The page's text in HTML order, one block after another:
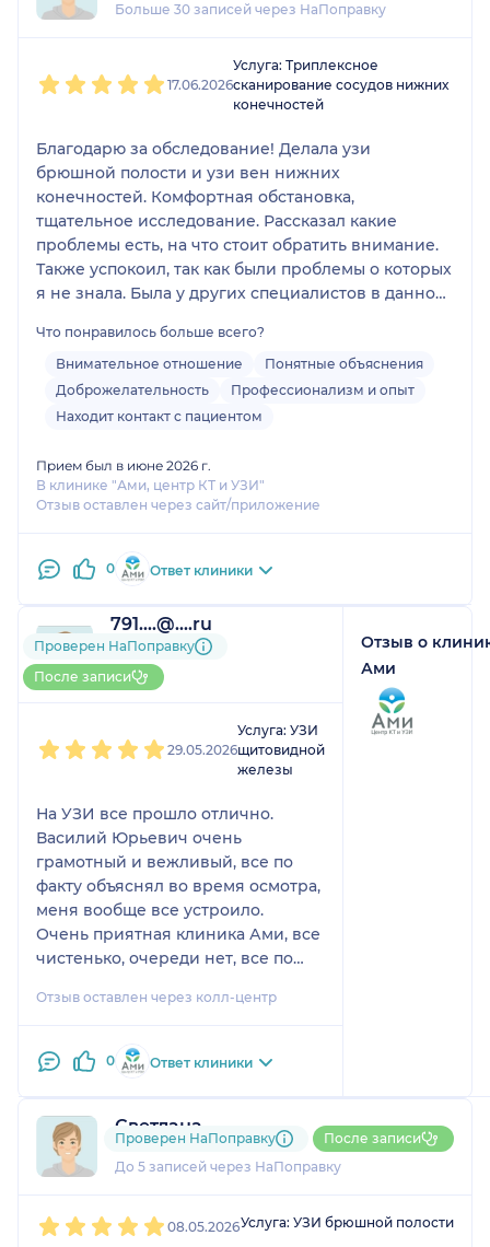
Больше 30 записей через НаПоправку
17.06.2026
Услуга: Триплексное
сканирование сосудов нижних
конечностей
Благодарю за обследование! Делала узи
брюшной полости и узи вен нижних
конечностей. Комфортная обстановка,
тщательное исследование. Рассказал какие
проблемы есть, на что стоит обратить внимание.
Также успокоил, так как были проблемы о которых
я не знала. Была у других специалистов в данном
профессионалы. Рекомендую!
Что понравилось больше всего?
Внимательное отношение
Понятные объяснения
Доброжелательность
Профессионализм и опыт
Находит контакт с пациентом
Прием был в июне 2026 г.
В клинике "Ами, центр КТ и УЗИ"
Отзыв оставлен через сайт/приложение
0 Ответ клиники
791....@....ru
2 отзыва
До 10 записей через
НаПоправку
Проверен НаПоправку
После записи
29.05.2026
Услуга: УЗИ
щитовидной
железы
На УЗИ все прошло отлично.
Василий Юрьевич очень
грамотный и вежливый, все по
факту объяснял во время осмотра,
меня вообще все устроило.
Очень приятная клиника Ами, все
чистенько, очереди нет, все по
прислали на почту.
Отзыв оставлен через колл-центр
0 Ответ клиники
Отзыв о
Ами
Светлана
1 отзыв
До 5 записей через НаПоправку
Проверен НаПоправку После записи
08.05.2026Услуга: УЗИ брюшной полости